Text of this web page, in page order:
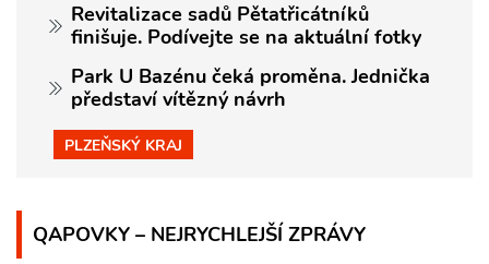
Revitalizace sadů Pětatřicátníků
finišuje. Podívejte se na aktuální fotky
Park U Bazénu čeká proměna. Jednička
představí vítězný návrh
PLZEŇSKÝ KRAJ
QAPOVKY – NEJRYCHLEJŠÍ ZPRÁVY